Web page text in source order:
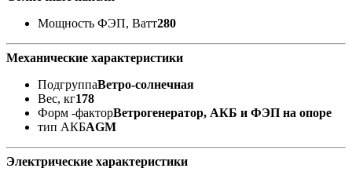
Мощность ФЭП, Ватт280
Механические характеристики
ПодгруппаВетро-солнечная
Вес, кг178
Форм -факторВетрогенератор, АКБ и ФЭП на опоре
тип АКБAGM
Электрические характеристики